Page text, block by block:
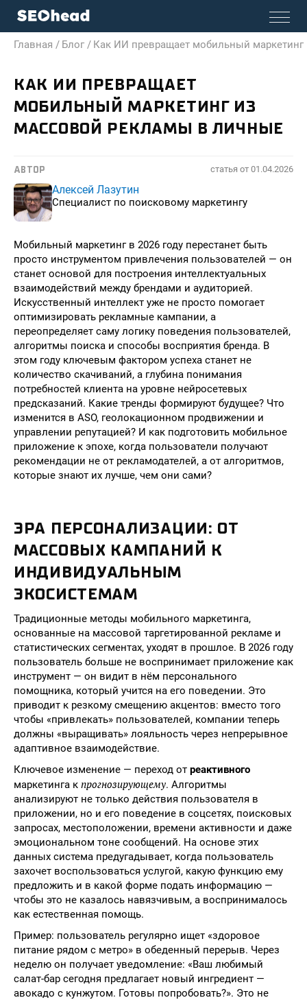
Главная / Блог / Как ИИ превращает мобильный
КАК ИИ ПРЕВРАЩАЕТ
МОБИЛЬНЫЙ МАРКЕТИНГ ИЗ
МАССОВОЙ РЕКЛАМЫ В ЛИЧНЫЕ
АВТОР статья от 01.04.2026
Алексей Лазутин
Специалист по поисковому маркетингу
Мобильный маркетинг в 2026 году перестанет быть
просто инструментом привлечения пользователей — он
станет основой для построения интеллектуальных
взаимодействий между брендами и аудиторией.
Искусственный интеллект уже не просто помогает
оптимизировать рекламные кампании, а
переопределяет саму логику поведения пользователей,
алгоритмы поиска и способы восприятия бренда. В
этом году ключевым фактором успеха станет не
количество скачиваний, а глубина понимания
потребностей клиента на уровне нейросетевых
предсказаний. Какие тренды формируют будущее? Что
изменится в ASO, геолокационном продвижении и
управлении репутацией? И как подготовить мобильное
приложение к эпохе, когда пользователи получают
рекомендации не от рекламодателей, а от алгоритмов,
которые знают их лучше, чем они сами?
ЭРА ПЕРСОНАЛИЗАЦИИ: ОТ
МАССОВЫХ КАМПАНИЙ К
ИНДИВИДУАЛЬНЫМ
ЭКОСИСТЕМАМ
Традиционные методы мобильного маркетинга,
основанные на массовой таргетированной рекламе и
статистических сегментах, уходят в прошлое. В 2026 году
пользователь больше не воспринимает приложение как
инструмент — он видит в нём персонального
помощника, который учится на его поведении. Это
приводит к резкому смещению акцентов: вместо того
чтобы «привлекать» пользователей, компании теперь
должны «выращивать» лояльность через непрерывное
адаптивное взаимодействие.
Ключевое изменение — переход от реактивного
маркетинга к прогнозирующему. Алгоритмы
анализируют не только действия пользователя в
приложении, но и его поведение в соцсетях, поисковых
запросах, местоположении, времени активности и даже
эмоциональном тоне сообщений. На основе этих
данных система предугадывает, когда пользователь
захочет воспользоваться услугой, какую функцию ему
предложить и в какой форме подать информацию —
чтобы это не казалось навязчивым, а воспринималось
как естественная помощь.
Пример: пользователь регулярно ищет «здоровое
питание рядом с метро» в обеденный перерыв. Через
неделю он получает уведомление: «Ваш любимый
салат-бар сегодня предлагает новый ингредиент —
авокадо с кунжутом. Готовы попробовать?». Это не